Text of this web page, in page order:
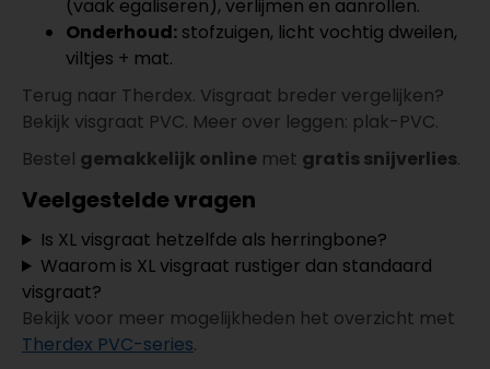
(vaak egaliseren), verlijmen en aanrollen.
Onderhoud: stofzuigen, licht vochtig dweilen,
viltjes + mat.
Terug naar Therdex. Visgraat breder vergelijken?
Bekijk visgraat PVC. Meer over leggen: plak-PVC.
Bestel gemakkelijk online met gratis snijverlies.
Veelgestelde vragen
Is XL visgraat hetzelfde als herringbone?
Waarom is XL visgraat rustiger dan standaard
visgraat?
Bekijk voor meer mogelijkheden het overzicht met
Therdex PVC-series.